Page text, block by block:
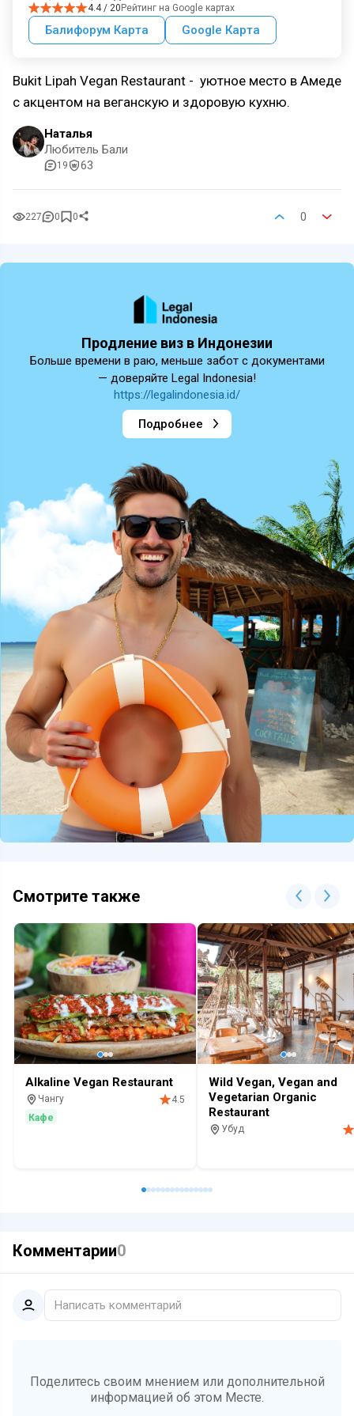
4.4 / 20 Рейтинг на Google картах
Балифорум Карта Google Карта
Bukit Lipah Vegan Restaurant - уютное место в Амеде
с акцентом на веганскую и здоровую кухню.
Наталья
Любитель Бали
19 63
227 0 0 0
Продление виз в Индонезии
Больше времени в раю, меньше забот с документами
— доверяйте Legal Indonesia!
https://legalindonesia.id/
Подробнее
Смотрите также
Alkaline Vegan Restaurant
Чангу
4.5
Кафе
Wild Vegan, Vegan and
Vegetarian Organic
Restaurant
Убуд
Комментарии0
Написать комментарий
Поделитесь своим мнением или дополнительной
информацией об этом Месте.